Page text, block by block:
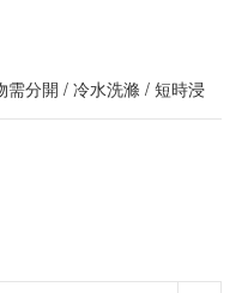
需分開 / 冷水洗滌 / 短時浸